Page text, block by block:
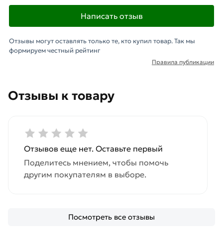
Отзывы к товару
Отзывов еще нет. Оставьте первый
Поделитесь мнением, чтобы помочь
другим покупателям в выборе.
Посмотреть все отзывы
Написать отзыв
Отзывы могут оставлять только те, кто купил товар. Так мы
формируем честный рейтинг
Правила публикации